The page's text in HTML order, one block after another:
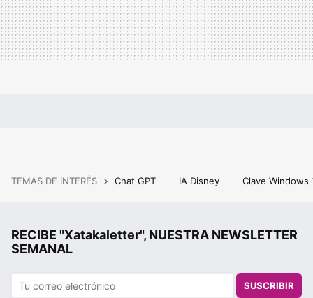
TEMAS DE INTERÉS Chat GPT IA Disney Clave Windows
RECIBE "Xatakaletter", NUESTRA NEWSLETTER
SEMANAL
SUSCRIBIR